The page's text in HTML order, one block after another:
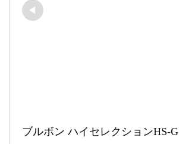
ブルボン ハイセレクションHS-G